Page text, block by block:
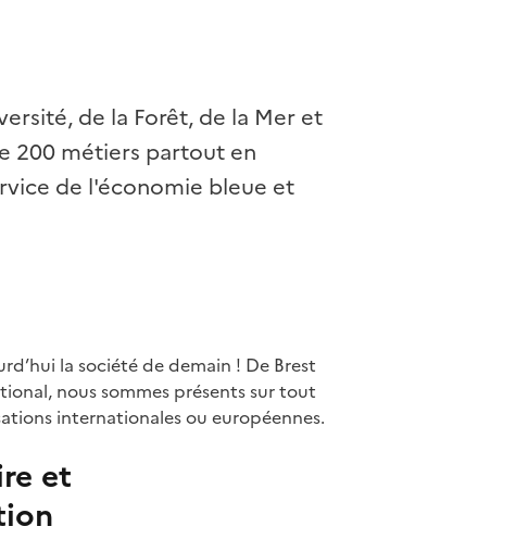
de la Forêt, de la Mer et
200 métiers partout en
de l'économie bleue et
la société de demain ! De Brest
nous sommes présents sur tout
internationales ou européennes.
et